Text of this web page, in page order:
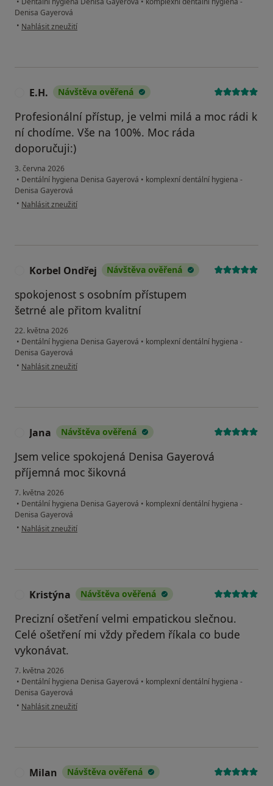
Denisa Gayerová
• podle názoru uživatele R.
Nahlásit zneužití
E.H. Návštěva ověřená
Profesionální přístup, je velmi milá a moc rádi k
ní chodíme. Vše na 100%. Moc ráda
doporučuji:)
3. června 2026
• Dentální hygiena Denisa Gayerová • komplexní dentální hygiena -
Denisa Gayerová
• podle názoru uživatele E.H.
Nahlásit zneužití
Korbel Ondřej Návštěva ověřená
spokojenost s osobním přístupem
šetrné ale přitom kvalitní
22. května 2026
• Dentální hygiena Denisa Gayerová • komplexní dentální hygiena -
Denisa Gayerová
• podle názoru uživatele Korbel Ondřej
Nahlásit zneužití
Jana Návštěva ověřená
Jsem velice spokojená Denisa Gayerová
příjemná moc šikovná
7. května 2026
• Dentální hygiena Denisa Gayerová • komplexní dentální hygiena -
Denisa Gayerová
• podle názoru uživatele Jana
Nahlásit zneužití
Kristýna Návštěva ověřená
Precizní ošetření velmi empatickou slečnou.
Celé ošetření mi vždy předem říkala co bude
vykonávat.
7. května 2026
• Dentální hygiena Denisa Gayerová • komplexní dentální hygiena -
Denisa Gayerová
• podle názoru uživatele Kristýna
Nahlásit zneužití
Milan Návštěva ověřená